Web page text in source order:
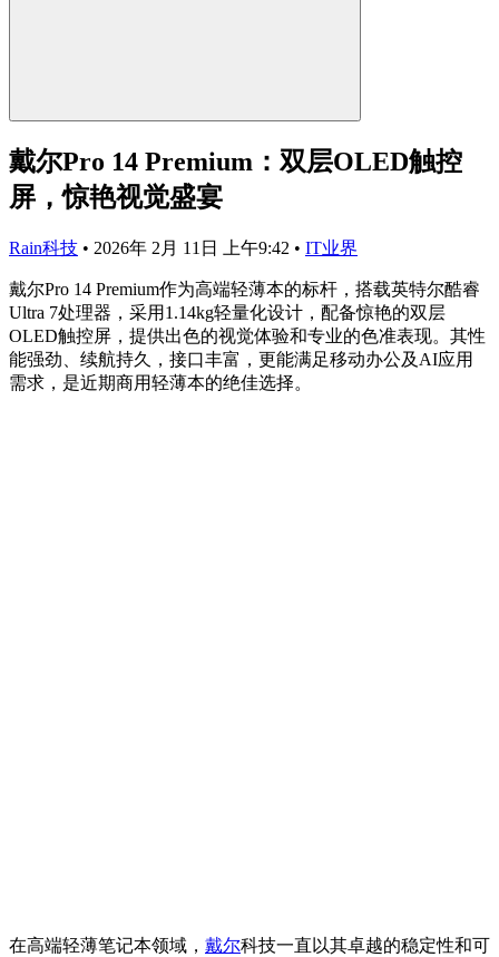
戴尔Pro 14 Premium：双层OLED触控
屏，惊艳视觉盛宴
Rain科技 • 2026年 2月 11日 上午9:42 • IT业界
戴尔Pro 14 Premium作为高端轻薄本的标杆，搭载英特尔酷睿
Ultra 7处理器，采用1.14kg轻量化设计，配备惊艳的双层
OLED触控屏，提供出色的视觉体验和专业的色准表现。其性
能强劲、续航持久，接口丰富，更能满足移动办公及AI应用
需求，是近期商用轻薄本的绝佳选择。
在高端轻薄笔记本领域， 戴尔科技一直以其卓越的稳定性和可